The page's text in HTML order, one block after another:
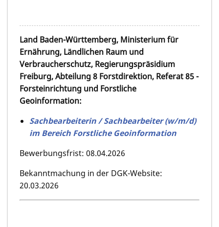
Land Baden-Württemberg, Ministerium für
Ernährung, Ländlichen Raum und
Verbraucherschutz, Regierungspräsidium
Freiburg, Abteilung 8 Forstdirektion, Referat 85 -
Forsteinrichtung und Forstliche
Geoinformation:
Sachbearbeiterin / Sachbearbeiter (w/m/d)
im Bereich Forstliche Geoinformation
Bewerbungsfrist: 08.04.2026
Bekanntmachung in der DGK-Website:
20.03.2026